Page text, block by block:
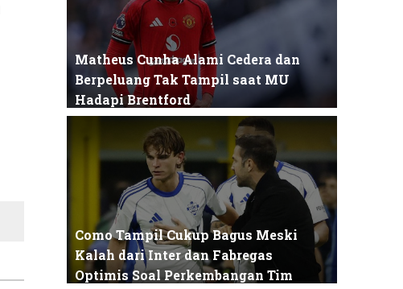
Matheus Cunha Alami Cedera dan
Berpeluang Tak Tampil saat MU
Hadapi Brentford
Matheus Cunha, penyerang andalan Manchester
United, baru-baru ini menghadapi kekhawa...
Como Tampil Cukup Bagus Meski
Kalah dari Inter dan Fabregas
Optimis Soal Perkembangan Tim